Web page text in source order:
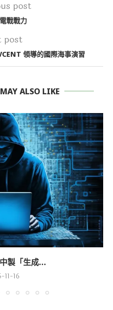
post
戰戰力
post
領導的國際海事演習
ALSO LIKE
製「生成...
11-16